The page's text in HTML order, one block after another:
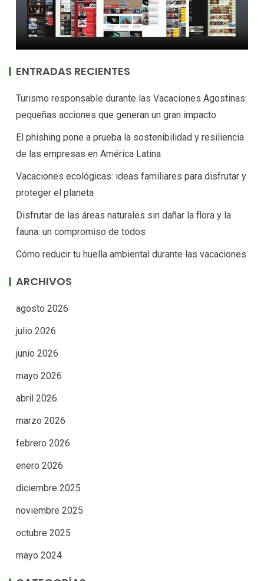
ENTRADAS RECIENTES
Turismo responsable durante las Vacaciones Agostinas:
pequeñas acciones que generan un gran impacto
El phishing pone a prueba la sostenibilidad y resiliencia
de las empresas en América Latina
Vacaciones ecológicas: ideas familiares para disfrutar y
proteger el planeta
Disfrutar de las áreas naturales sin dañar la flora y la
fauna: un compromiso de todos
Cómo reducir tu huella ambiental durante las vacaciones
ARCHIVOS
agosto 2026
julio 2026
junio 2026
mayo 2026
abril 2026
marzo 2026
febrero 2026
enero 2026
diciembre 2025
noviembre 2025
octubre 2025
mayo 2024